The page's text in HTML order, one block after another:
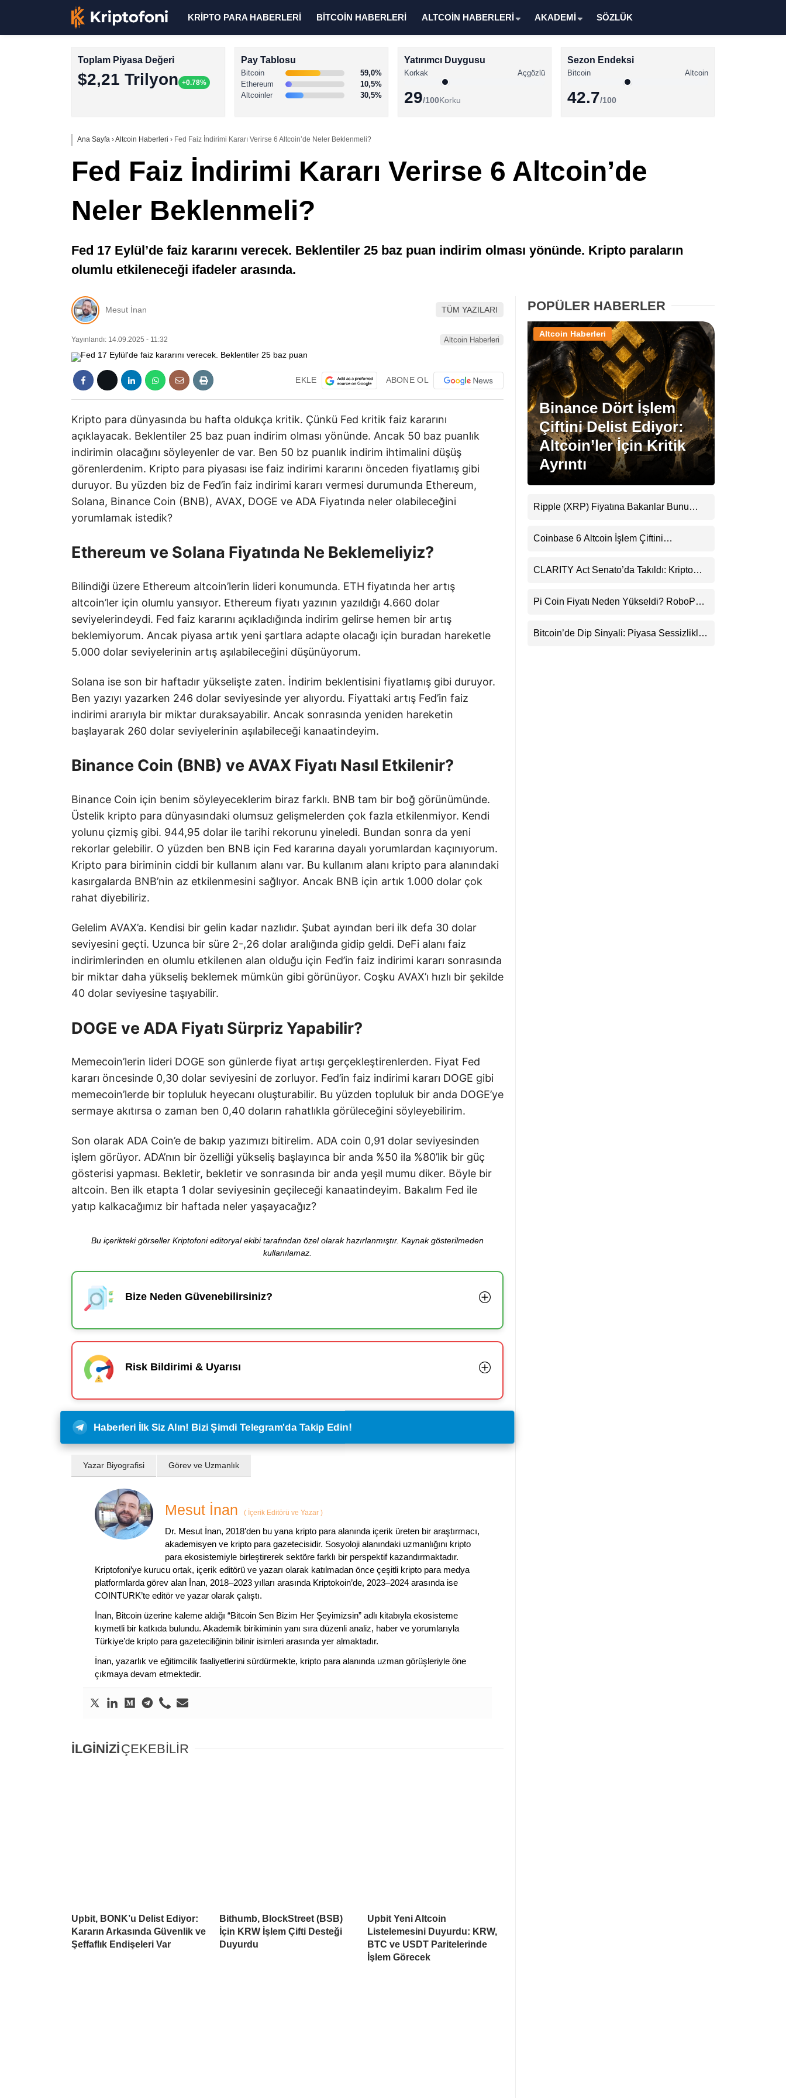
Facebook
Instagram
Youtube
TikTok
KRİPTO PARA HABERLERİ BİTCOİN HABERLERİ ALTCOİN HABERLERİ AKADEMİ SÖZLÜK
Toplam Piyasa Değeri
$2,21 Trilyon +0.78%
Pay Tablosu
Bitcoin
59,0%
Ethereum
10,5%
Altcoinler
30,5%
Yatırımcı Duygusu
Korkak Açgözlü
29/100Korku
Sezon Endeksi
Bitcoin Altcoin
42.7/100
Ana Sayfa ›Altcoin Haberleri › Fed Faiz İndirimi Kararı Verirse 6 Altcoin’de Neler Beklenmeli?
Fed Faiz İndirimi Kararı Verirse 6 Altcoin’de
Neler Beklenmeli?
Fed 17 Eylül’de faiz kararını verecek. Beklentiler 25 baz puan indirim olması yönünde. Kripto paraların
olumlu etkileneceği ifadeler arasında.
Mesut İnan TÜM YAZILARI
Yayınlandı: 14.09.2025 - 11:32 Altcoin Haberleri
EKLE ABONE OL
Kripto para dünyasında bu hafta oldukça kritik. Çünkü Fed kritik faiz kararını
açıklayacak. Beklentiler 25 baz puan indirim olması yönünde. Ancak 50 baz puanlık
indirimin olacağını söyleyenler de var. Ben 50 bz puanlık indirim ihtimalini düşüş
görenlerdenim. Kripto para piyasası ise faiz indirimi kararını önceden fiyatlamış gibi
duruyor. Bu yüzden biz de Fed’in faiz indirimi kararı vermesi durumunda Ethereum,
Solana, Binance Coin (BNB), AVAX, DOGE ve ADA Fiyatında neler olabileceğini
yorumlamak istedik?
Ethereum ve Solana Fiyatında Ne Beklemeliyiz?
Bilindiği üzere Ethereum altcoin’lerin lideri konumunda. ETH fiyatında her artış
altcoin’ler için olumlu yansıyor. Ethereum fiyatı yazının yazıldığı 4.660 dolar
seviyelerindeydi. Fed faiz kararını açıkladığında indirim gelirse hemen bir artış
beklemiyorum. Ancak piyasa artık yeni şartlara adapte olacağı için buradan hareketle
5.000 dolar seviyelerinin artış aşılabileceğini düşünüyorum.
Solana ise son bir haftadır yükselişte zaten. İndirim beklentisini fiyatlamış gibi duruyor.
Ben yazıyı yazarken 246 dolar seviyesinde yer alıyordu. Fiyattaki artış Fed’in faiz
indirimi ararıyla bir miktar duraksayabilir. Ancak sonrasında yeniden hareketin
başlayarak 260 dolar seviyelerinin aşılabileceği kanaatindeyim.
Binance Coin (BNB) ve AVAX Fiyatı Nasıl Etkilenir?
Binance Coin için benim söyleyeceklerim biraz farklı. BNB tam bir boğ görünümünde.
Üstelik kripto para dünyasındaki olumsuz gelişmelerden çok fazla etkilenmiyor. Kendi
yolunu çizmiş gibi. 944,95 dolar ile tarihi rekorunu yineledi. Bundan sonra da yeni
rekorlar gelebilir. O yüzden ben BNB için Fed kararına dayalı yorumlardan kaçınıyorum.
Kripto para biriminin ciddi bir kullanım alanı var. Bu kullanım alanı kripto para alanındaki
kasırgalarda BNB’nin az etkilenmesini sağlıyor. Ancak BNB için artık 1.000 dolar çok
rahat diyebiliriz.
Gelelim AVAX’a. Kendisi bir gelin kadar nazlıdır. Şubat ayından beri ilk defa 30 dolar
seviyesini geçti. Uzunca bir süre 2-,26 dolar aralığında gidip geldi. DeFi alanı faiz
indirimlerinden en olumlu etkilenen alan olduğu için Fed’in faiz indirimi kararı sonrasında
bir miktar daha yükseliş beklemek mümkün gibi görünüyor. Coşku AVAX’ı hızlı bir şekilde
40 dolar seviyesine taşıyabilir.
DOGE ve ADA Fiyatı Sürpriz Yapabilir?
Memecoin’lerin lideri DOGE son günlerde fiyat artışı gerçekleştirenlerden. Fiyat Fed
kararı öncesinde 0,30 dolar seviyesini de zorluyor. Fed’in faiz indirimi kararı DOGE gibi
memecoin’lerde bir topluluk heyecanı oluşturabilir. Bu yüzden topluluk bir anda DOGE’ye
sermaye akıtırsa o zaman ben 0,40 doların rahatlıkla görüleceğini söyleyebilirim.
Son olarak ADA Coin’e de bakıp yazımızı bitirelim. ADA coin 0,91 dolar seviyesinden
işlem görüyor. ADA’nın bir özelliği yükseliş başlayınca bir anda %50 ila %80’lik bir güç
gösterisi yapması. Bekletir, bekletir ve sonrasında bir anda yeşil mumu diker. Böyle bir
altcoin. Ben ilk etapta 1 dolar seviyesinin geçileceği kanaatindeyim. Bakalım Fed ile
yatıp kalkacağımız bir haftada neler yaşayacağız?
Bu içerikteki görseller Kriptofoni editoryal ekibi tarafından özel olarak hazırlanmıştır. Kaynak gösterilmeden
kullanılamaz.
Bize Neden Güvenebilirsiniz?
Risk Bildirimi & Uyarısı
Haberleri İlk Siz Alın! Bizi Şimdi Telegram'da Takip Edin!
Yazar Biyografisi Görev ve Uzmanlık
Mesut İnan ( İçerik Editörü ve Yazar )
Dr. Mesut İnan, 2018’den bu yana kripto para alanında içerik üreten bir araştırmacı,
akademisyen ve kripto para gazetecisidir. Sosyoloji alanındaki uzmanlığını kripto
para ekosistemiyle birleştirerek sektöre farklı bir perspektif kazandırmaktadır.
Kriptofoni’ye kurucu ortak, içerik editörü ve yazarı olarak katılmadan önce çeşitli kripto para medya
platformlarda görev alan İnan, 2018–2023 yılları arasında Kriptokoin’de, 2023–2024 arasında ise
COINTURK’te editör ve yazar olarak çalıştı.
İnan, Bitcoin üzerine kaleme aldığı “Bitcoin Sen Bizim Her Şeyimizsin” adlı kitabıyla ekosisteme
kıymetli bir katkıda bulundu. Akademik birikiminin yanı sıra düzenli analiz, haber ve yorumlarıyla
Türkiye’de kripto para gazeteciliğinin bilinir isimleri arasında yer almaktadır.
İnan, yazarlık ve eğitimcilik faaliyetlerini sürdürmekte, kripto para alanında uzman görüşleriyle öne
çıkmaya devam etmektedir.
İLGİNİZİÇEKEBİLİR
Upbit, BONK’u Delist Ediyor:
Kararın Arkasında Güvenlik ve
Şeffaflık Endişeleri Var
Bithumb, BlockStreet (BSB)
İçin KRW İşlem Çifti Desteği
Duyurdu
Upbit Yeni Altcoin
Listelemesini Duyurdu: KRW,
BTC ve USDT Paritelerinde
İşlem Görecek
POPÜLER HABERLER
Binance Dört İşlem
Çiftini Delist Ediyor:
Altcoin’ler İçin Kritik
Ayrıntı
Altcoin Haberleri
Ripple (XRP) Fiyatına Bakanlar Bunu
Uyarı
Coinbase 6 Altcoin İşlem Çiftini
CLARITY Act Senato’da Takıldı: Kripto
Pi Coin Fiyatı Neden Yükseldi? RoboPay
Destekledi
Bitcoin’de Dip Sinyali: Piyasa Sessizlikle